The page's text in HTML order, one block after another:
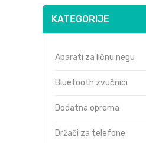
KATEGORIJE
Aparati za ličnu negu
Bluetooth zvučnici
Dodatna oprema
Držači za telefone